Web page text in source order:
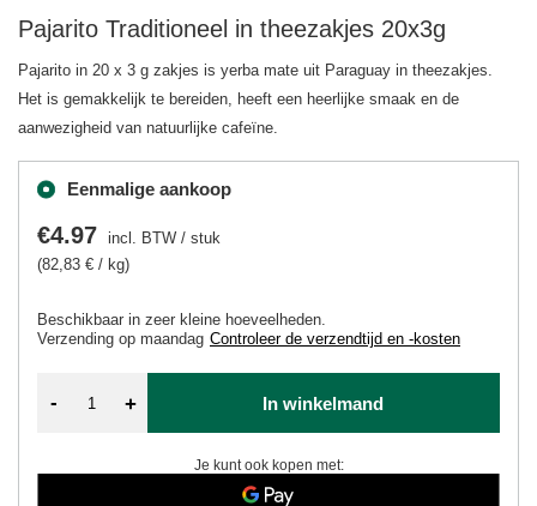
Pajarito Traditioneel in theezakjes 20x3g
Pajarito in 20 x 3 g zakjes is yerba mate uit Paraguay in theezakjes.
Het is gemakkelijk te bereiden, heeft een heerlijke smaak en de
aanwezigheid van natuurlijke cafeïne.
Eenmalige aankoop
Beschikbaar in zeer kleine hoeveelheden
Verzending op maandag Controleer de verzendtijd en -kosten
€4.97 incl. BTW / stuk
(82,83 € / kg)
- + In winkelmand
Je kunt ook kopen met: